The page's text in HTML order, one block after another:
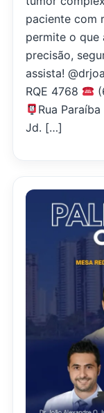
paciente com
permite o que
precisão,
assista!
RQE 4768
Rua
Jd. […]